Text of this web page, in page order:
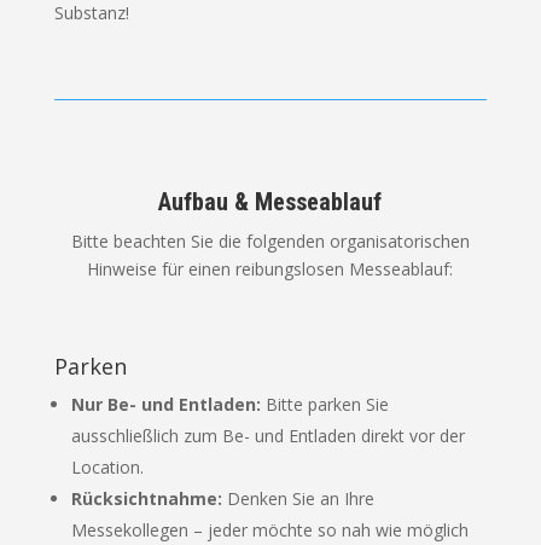
Substanz!
Aufbau & Messeablauf
Bitte beachten Sie die folgenden organisatorischen
Hinweise für einen reibungslosen Messeablauf:
Parken
Nur Be- und Entladen: Bitte parken Sie
ausschließlich zum Be- und Entladen direkt vor der
Location.
Rücksichtnahme: Denken Sie an Ihre
Messekollegen – jeder möchte so nah wie möglich